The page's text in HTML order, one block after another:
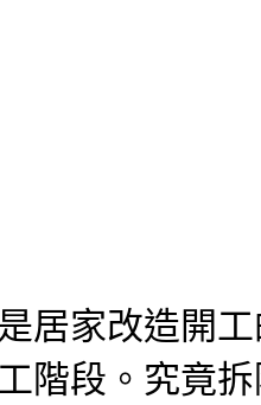
是居家改造開
階段。究竟